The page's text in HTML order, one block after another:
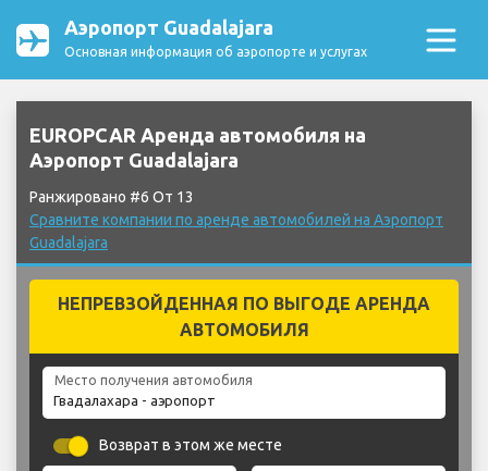
Аэропорт Guadalajara
Основная информация об аэропорте и услугах
EUROPCAR Аренда автомобиля на
Аэропорт Guadalajara
Ранжировано #6 От 13
Сравните компании по аренде автомобилей на Аэропорт
Guadalajara
НЕПРЕВЗОЙДЕННАЯ ПО ВЫГОДЕ АРЕНДА
АВТОМОБИЛЯ
Место получения автомобиля
Возврат в этом же месте